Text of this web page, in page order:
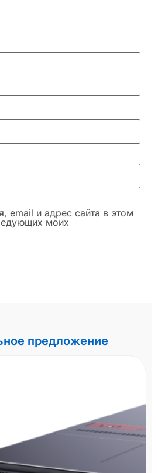
email и адрес сайта в этом
моих
предложение